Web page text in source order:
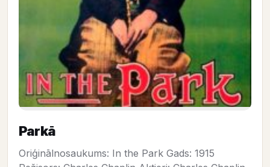
Parkā
Oriģinālnosaukums: In the Park Gads: 1915